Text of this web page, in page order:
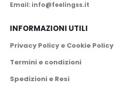
Email: info@feelingss.it
INFORMAZIONI UTILI
Privacy Policy e Cookie Policy
Termini e condizioni
Spedizioni e Resi